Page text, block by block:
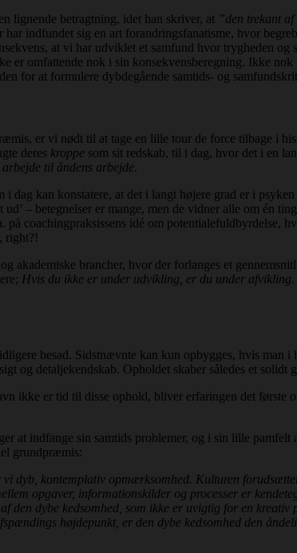
lignende betragtning, idet han skriver, at ”den trekant
indfundet sig en art forandringsfanatisme, hvor
at vi har udviklet et samfund hvor trygheden
er omfattende nok i sin konsekvensberegning. Ikke
for at formulere dybdegående samtids- og
er vi nødt til at tage en lille tour de force tilbage i
deres kroppe som sit redskab, til i dag, hvor det i en
til åndens arbejde.
dag kan konstatere, at det i langt højere grad er i
– betegnelser er mange, men de vidner alle om én
coachingpraksissens idé om potentialefuldbyrdelse,
right?!
akademiske brancher, hvor der forlanges et
Hvis du ikke er under udvikling, er du under afvikling.
besad. Sidstnævnte kan kun opbygges, hvis
og detaljekendskab. Opholdet skaber således et solidt
ikke er tid til disse ophold, bliver erfaringen det første
at indfange sin samtids problemer, og i sin lille pamfelt
grundpræmis:
dyb, kontemplativ opmærksomhed. Kulturen
opgaver, informationskilder og processer er
dybe kedsomhed, som ikke er uvigtig for en kreativ
højdepunkt, er den dybe kedsomhed den